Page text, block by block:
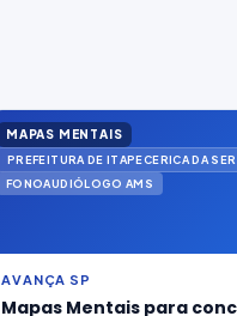
MAPAS MENTAIS
FONOAUDIÓLOGO AMS
AVANÇA SP
Mapas Mentais para